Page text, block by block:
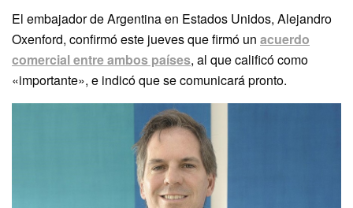
El embajador de Argentina en Estados Unidos, Alejandro
Oxenford, confirmó este jueves que firmó un acuerdo
comercial entre ambos países, al que calificó como
«importante», e indicó que se comunicará pronto.